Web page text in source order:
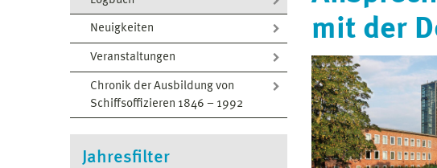
Neuigkeiten
Veranstaltungen
Chronik der Ausbildung von
Schiffsoffizieren 1846 – 1992
Jahresfilter
mit der